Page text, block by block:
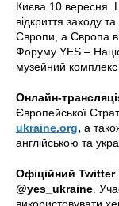
Києва 10 вересня.
відкриття заходу
Європи, а Європа
Форуму YES –
музейний
Онлайн-
Європейської
ukraine.org, а
англійською та
Офіційний Twitter
@yes_ukraine .
використовувати